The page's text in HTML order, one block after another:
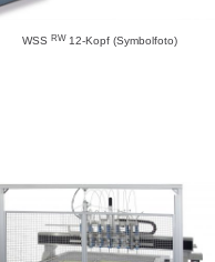
WSS RW 12-Kopf (Symbolfoto)